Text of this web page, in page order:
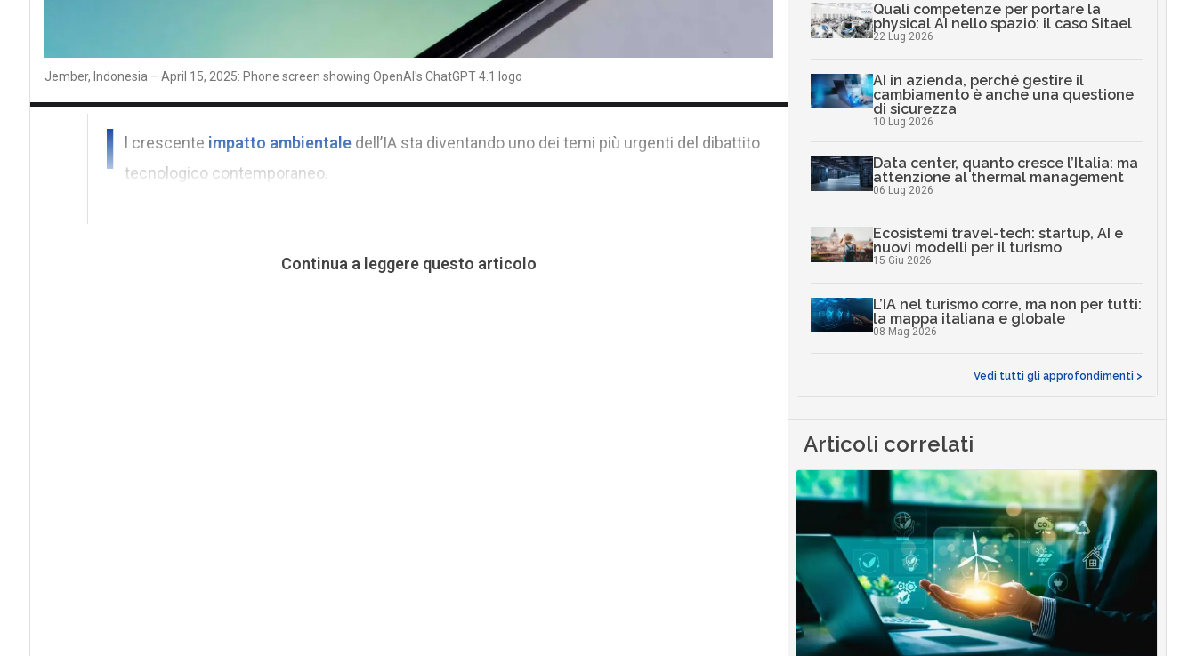
Jember, Indonesia – April 15, 2025: Phone screen showing OpenAI's ChatGPT 4.1 logo
I l crescente impatto ambientaledell’IA sta diventando uno dei temi più urgenti del dibattito
tecnologico contemporaneo.
Continua a leggere questo articolo
Quali competenze per portare la
physical AI nello spazio: il caso Sitael
22 Lug 2026
AI in azienda, perché gestire il
cambiamento è anche una questione
di sicurezza
10 Lug 2026
Data center, quanto cresce l’Italia: ma
attenzione al thermal management
06 Lug 2026
Ecosistemi travel-tech: startup, AI e
nuovi modelli per il turismo
15 Giu 2026
L’IA nel turismo corre, ma non per tutti:
la mappa italiana e globale
08 Mag 2026
Vedi tutti gli approfondimenti >
Articoli correlati